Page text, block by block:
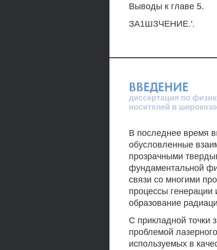
Выводы к главе 5.
ЗА1ШЗЧЕНИЕ.'.
ВВЕДЕНИЕ
диссертация по
носителей в
В последнее время
обусловленные
прозрачными
фундаментальной
связи со многими
процессы генерации
образование
С прикладной точки
проблемой
используемых в